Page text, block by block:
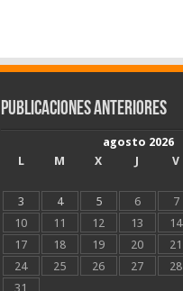
Publicaciones Anteriores
agosto 2026
L
M X J V
3
4 5 6 7
10
11 12 13 14
17
18 19 20 21
24
25 26 27 28
31